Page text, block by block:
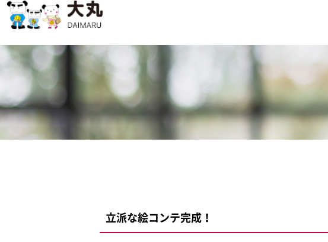
立派な絵コンテ完成！